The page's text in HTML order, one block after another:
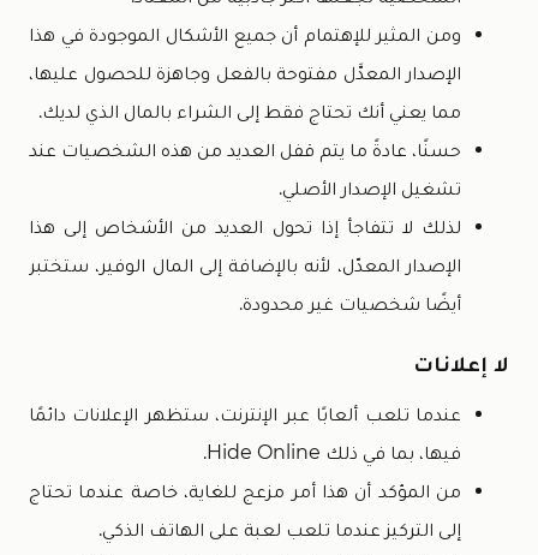
ومن المثير للإهتمام أن جميع الأشكال الموجودة في هذا
الإصدار المعدَّل مفتوحة بالفعل وجاهزة للحصول عليها،
مما يعني أنك تحتاج فقط إلى الشراء بالمال الذي لديك.
حسنًا، عادةً ما يتم قفل العديد من هذه الشخصيات عند
تشغيل الإصدار الأصلي.
لذلك لا تتفاجأ إذا تحول العديد من الأشخاص إلى هذا
الإصدار المعدّل، لأنه بالإضافة إلى المال الوفير، ستختبر
أيضًا شخصيات غير محدودة.
لا إعلانات
عندما تلعب ألعابًا عبر الإنترنت، ستظهر الإعلانات دائمًا
فيها، بما في ذلك Hide Online.
من المؤكد أن هذا أمر مزعج للغاية، خاصة عندما تحتاج
إلى التركيز عندما تلعب لعبة على الهاتف الذكي.